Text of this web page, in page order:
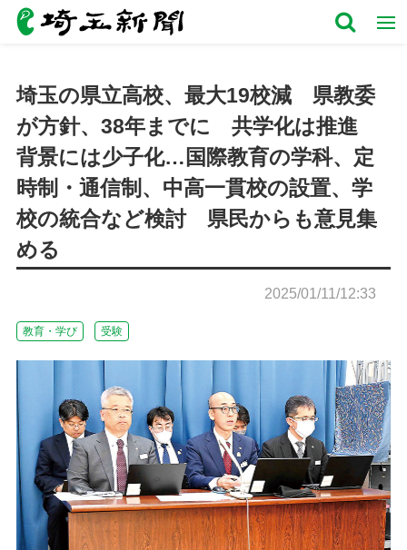
埼玉の県立高校、最大19校減 県教委
が方針、38年までに 共学化は推進
背景には少子化…国際教育の学科、定
時制・通信制、中高一貫校の設置、学
校の統合など検討 県民からも意見集
める
2025/01/11/12:33
教育・学び 受験